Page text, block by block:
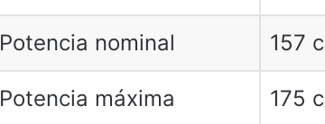
Potencia nominal 157
Potencia máxima 175